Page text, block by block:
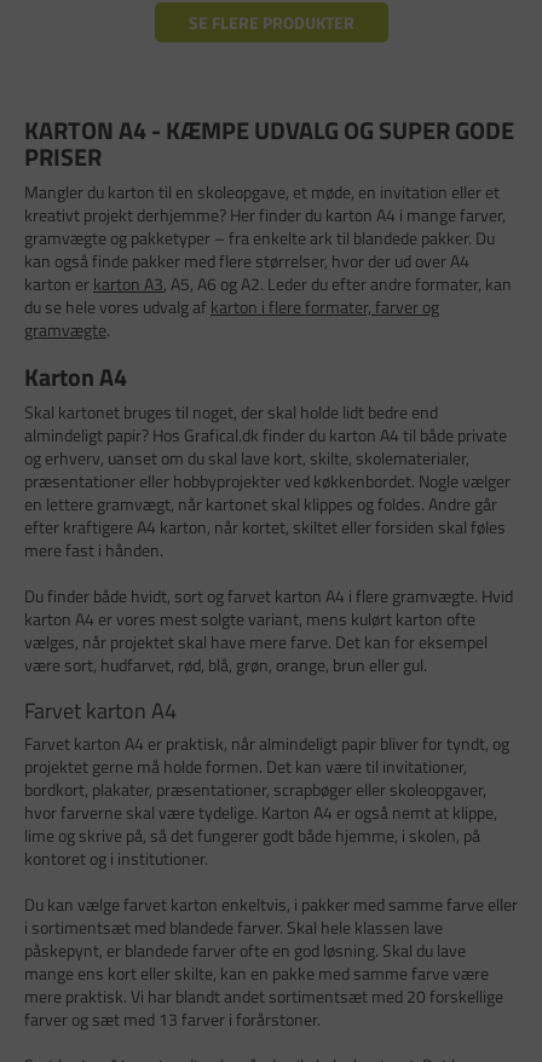
SE FLERE PRODUKTER
KARTON A4 - KÆMPE UDVALG OG SUPER GODE
PRISER
Mangler du karton til en skoleopgave, et møde, en invitation eller et
kreativt projekt derhjemme? Her finder du karton A4 i mange farver,
gramvægte og pakketyper – fra enkelte ark til blandede pakker. Du
kan også finde pakker med flere størrelser, hvor der ud over A4
karton erkarton A3, A5, A6 og A2. Leder du efter andre formater, kan
du se hele vores udvalg afkarton i flere formater, farver og
gramvægte.
Karton A4
Skal kartonet bruges til noget, der skal holde lidt bedre end
almindeligt papir? Hos Grafical.dk finder du karton A4 til både private
og erhverv, uanset om du skal lave kort, skilte, skolematerialer,
præsentationer eller hobbyprojekter ved køkkenbordet. Nogle vælger
en lettere gramvægt, når kartonet skal klippes og foldes. Andre går
efter kraftigere A4 karton, når kortet, skiltet eller forsiden skal føles
mere fast i hånden.
Du finder både hvidt, sort og farvet karton A4 i flere gramvægte. Hvid
karton A4 er vores mest solgte variant, mens kulørt karton ofte
vælges, når projektet skal have mere farve. Det kan for eksempel
være sort, hudfarvet, rød, blå, grøn, orange, brun eller gul.
Farvet karton A4
Farvet karton A4 er praktisk, når almindeligt papir bliver for tyndt, og
projektet gerne må holde formen. Det kan være til invitationer,
bordkort, plakater, præsentationer, scrapbøger eller skoleopgaver,
hvor farverne skal være tydelige. Karton A4 er også nemt at klippe,
lime og skrive på, så det fungerer godt både hjemme, i skolen, på
kontoret og i institutioner.
Du kan vælge farvet karton enkeltvis, i pakker med samme farve eller
i sortimentsæt med blandede farver. Skal hele klassen lave
påskepynt, er blandede farver ofte en god løsning. Skal du lave
mange ens kort eller skilte, kan en pakke med samme farve være
mere praktisk. Vi har blandt andet sortimentsæt med 20 forskellige
farver og sæt med 13 farver i forårstoner.